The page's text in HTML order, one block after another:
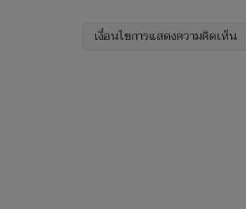
เงื่อนไขการแสดงความคิดเห็น